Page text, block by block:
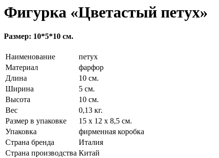
Фигурка «Цветастый петух»
Размер: 10*5*10 см.
Наименование
петух
Материал
фарфор
Длина
10 см.
Ширина
5 см.
Высота
10 см.
Вес
0,13 кг.
Размер в упаковке
15 х 12 х 8,5 см.
Упаковка
фирменная коробка
Страна бренда
Италия
Страна производства Китай